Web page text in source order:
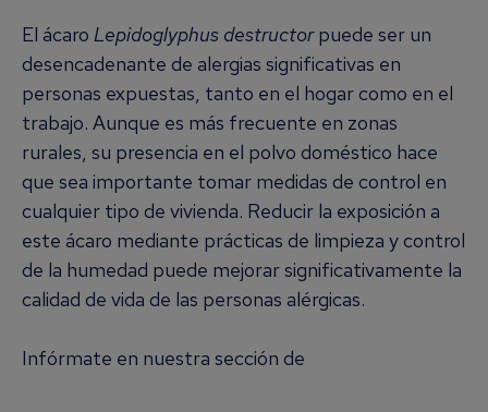
El ácaro Lepidoglyphus destructorpuede ser un
desencadenante de alergias significativas en
personas expuestas, tanto en el hogar como en el
trabajo. Aunque es más frecuente en zonas
rurales, su presencia en el polvo doméstico hace
que sea importante tomar medidas de control en
cualquier tipo de vivienda. Reducir la exposición a
este ácaro mediante prácticas de limpieza y control
de la humedad puede mejorar significativamente la
calidad de vida de las personas alérgicas.
Infórmate en nuestra sección de